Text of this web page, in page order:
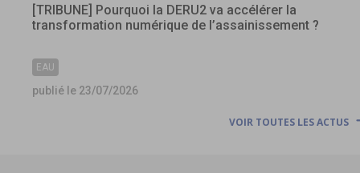
[TRIBUNE] Pourquoi la DERU2 va accélérer la
transformation numérique de l’assainissement ?
EAU
publié le 23/07/2026
VOIR TOUTES LES ACTUS